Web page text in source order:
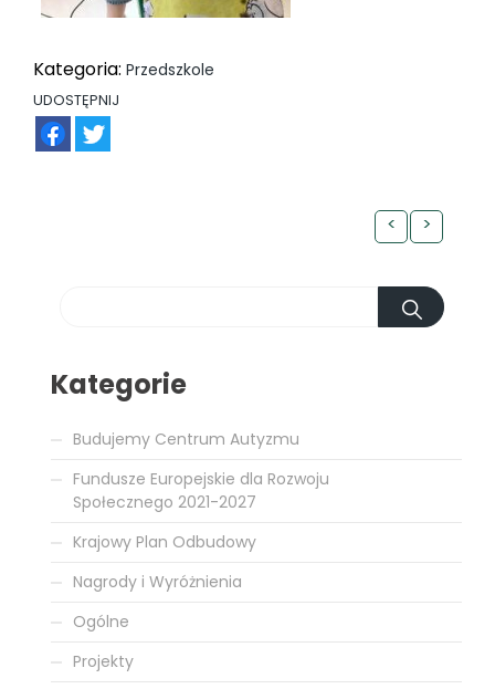
Kategoria: Przedszkole
UDOSTĘPNIJ
< >
Kategorie
Budujemy Centrum Autyzmu
Fundusze Europejskie dla Rozwoju
Społecznego 2021-2027
Krajowy Plan Odbudowy
Nagrody i Wyróżnienia
Ogólne
Projekty